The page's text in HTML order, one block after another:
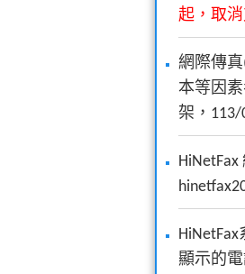
起，取
網際傳真
本等因素
架，113/
顯示的電